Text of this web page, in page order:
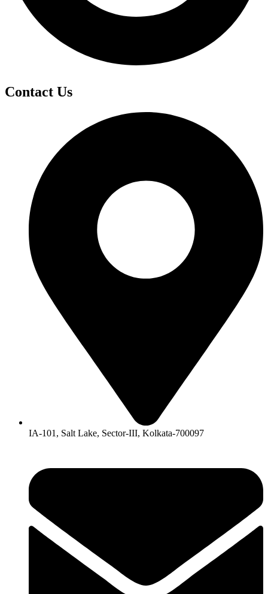
Contact Us
IA-101, Salt Lake, Sector-III, Kolkata-700097